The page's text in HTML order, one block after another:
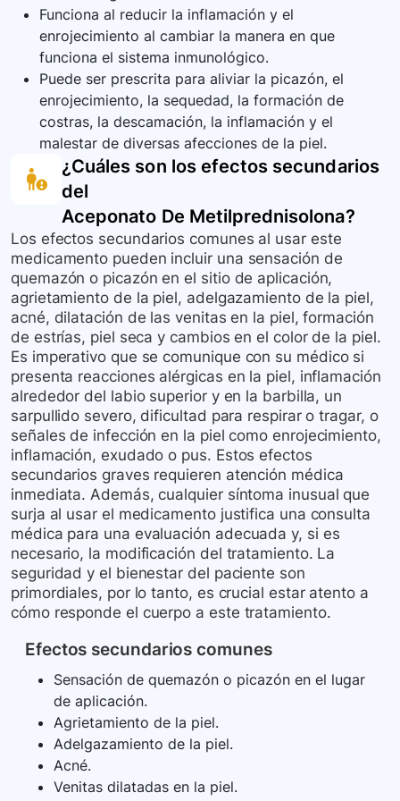
Funciona al reducir la inflamación y el
enrojecimiento al cambiar la manera en que
funciona el sistema inmunológico.
Puede ser prescrita para aliviar la picazón, el
enrojecimiento, la sequedad, la formación de
costras, la descamación, la inflamación y el
malestar de diversas afecciones de la piel.
¿Cuáles son los efectos secundarios
del
Aceponato De Metilprednisolona?
Los efectos secundarios comunes al usar este
medicamento pueden incluir una sensación de
quemazón o picazón en el sitio de aplicación,
agrietamiento de la piel, adelgazamiento de la piel,
acné, dilatación de las venitas en la piel, formación
de estrías, piel seca y cambios en el color de la piel.
Es imperativo que se comunique con su médico si
presenta reacciones alérgicas en la piel, inflamación
alrededor del labio superior y en la barbilla, un
sarpullido severo, dificultad para respirar o tragar, o
señales de infección en la piel como enrojecimiento,
inflamación, exudado o pus. Estos efectos
secundarios graves requieren atención médica
inmediata. Además, cualquier síntoma inusual que
surja al usar el medicamento justifica una consulta
médica para una evaluación adecuada y, si es
necesario, la modificación del tratamiento. La
seguridad y el bienestar del paciente son
primordiales, por lo tanto, es crucial estar atento a
cómo responde el cuerpo a este tratamiento.
Efectos secundarios comunes
Sensación de quemazón o picazón en el lugar
de aplicación.
Agrietamiento de la piel.
Adelgazamiento de la piel.
Acné.
Venitas dilatadas en la piel.